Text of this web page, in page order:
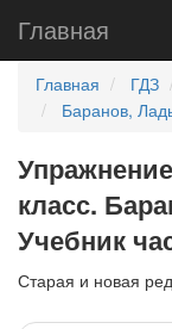
Главная
Главная ГДЗ
Баранов,
класс.
Учебник
Старая и новая